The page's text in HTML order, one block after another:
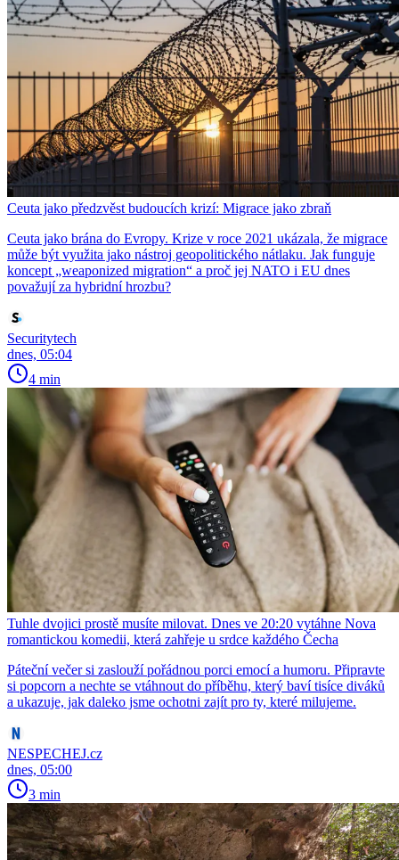
Ceuta jako předzvěst budoucích krizí: Migrace jako zbraň
Ceuta jako brána do Evropy. Krize v roce 2021 ukázala, že migrace
může být využita jako nástroj geopolitického nátlaku. Jak funguje
koncept „weaponized migration“ a proč jej NATO i EU dnes
považují za hybridní hrozbu?
Securitytech
dnes, 05:04
4 min
Tuhle dvojici prostě musíte milovat. Dnes ve 20:20 vytáhne Nova
romantickou komedii, která zahřeje u srdce každého Čecha
Páteční večer si zaslouží pořádnou porci emocí a humoru. Připravte
si popcorn a nechte se vtáhnout do příběhu, který baví tisíce diváků
a ukazuje, jak daleko jsme ochotni zajít pro ty, které milujeme.
NESPECHEJ.cz
dnes, 05:00
3 min